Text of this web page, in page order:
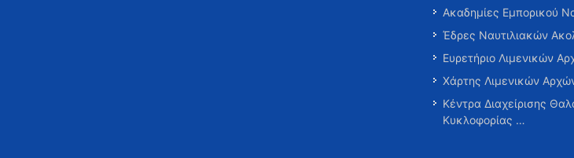
Ακαδημίες Εμπορικού
Έδρες Ναυτιλιακών
Ευρετήριο Λιμενικών
Χάρτης Λιμενικών
Κέντρα Διαχείρισης
Κυκλοφορίας …